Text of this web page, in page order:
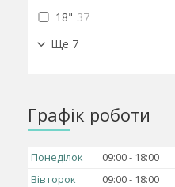
18" 37
Ще 7
Графік роботи
Понеділок 09:00
18:00
Вівторок
09:00
18:00